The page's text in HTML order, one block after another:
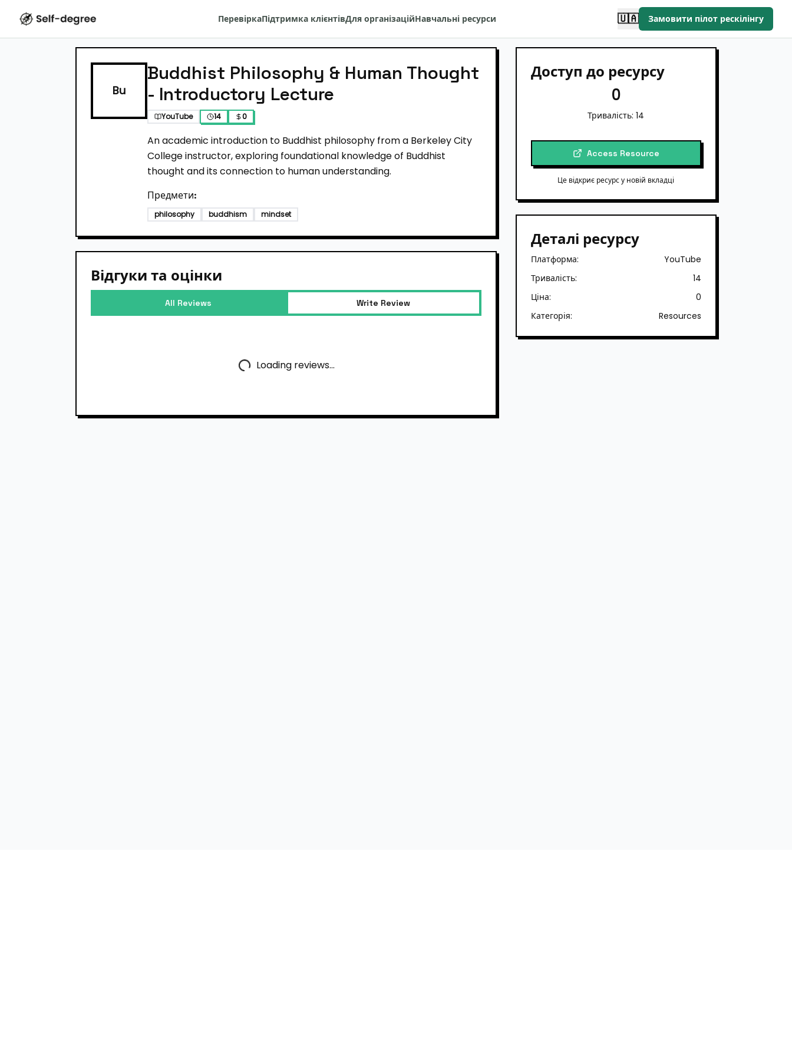
ПеревіркаПідтримка клієнтівДля організаційНавчальні ресурси 🇺🇦 Замовити пілот рескілінгу
Bu
Buddhist Philosophy & Human Thought
- Introductory Lecture
YouTube 14 0
An academic introduction to Buddhist philosophy from a Berkeley City
College instructor, exploring foundational knowledge of Buddhist
thought and its connection to human understanding.
Предмети:
philosophy buddhism mindset
Відгуки та оцінки
All Reviews Write Review
Loading reviews...
Доступ до ресурсу
0
Тривалість: 14
Access Resource
Це відкриє ресурс у новій вкладці
Деталі ресурсу
Платформа:
YouTube
Тривалість:
14
Ціна:
0
Категорія:
Resources